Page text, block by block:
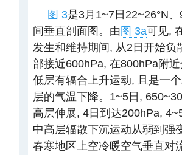
图 3是3月1~7日22~26°N
间垂直剖面图。由图 3a可见,
发生和维持期间, 从2日开始
部接近600hPa, 在800hPa附
低层有辐合上升运动, 且是一
层的气温下降。1~5日,
高层伸展, 4日到达200hPa,
中高层辐散下沉运动从弱到强
春寒地区上空冷暖空气垂直对